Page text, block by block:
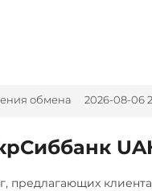
обмена 2026-08-06
предлагающих